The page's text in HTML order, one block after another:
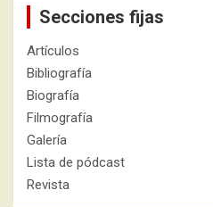
Secciones fijas
Artículos
Bibliografía
Biografía
Filmografía
Galería
Lista de pódcast
Revista